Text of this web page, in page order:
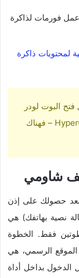
فورمات لذاكرة
لمحتويات ذاكرة
البوت لودر
شاومي
(بعد حصولك على إذن
نصية بهاتفك) هي
فقط. الخطوة
الموقع الرسمي، هي
الدخول بداخل أداة